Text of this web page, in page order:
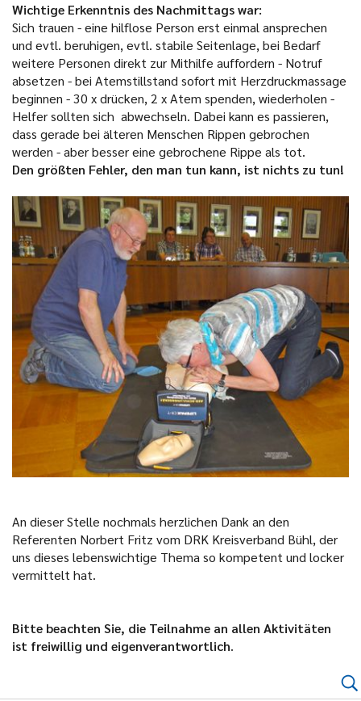
Wichtige Erkenntnis des Nachmittags war:
Sich trauen - eine hilflose Person erst einmal ansprechen
und evtl. beruhigen, evtl. stabile Seitenlage, bei Bedarf
weitere Personen direkt zur Mithilfe auffordern - Notruf
absetzen - bei Atemstillstand sofort mit Herzdruckmassage
beginnen - 30 x drücken, 2 x Atem spenden, wiederholen -
Helfer sollten sich abwechseln. Dabei kann es passieren,
dass gerade bei älteren Menschen Rippen gebrochen
werden - aber besser eine gebrochene Rippe als tot.
Den größten Fehler, den man tun kann, ist nichts zu tun!
An dieser Stelle nochmals herzlichen Dank an den
Referenten Norbert Fritz vom DRK Kreisverband Bühl, der
uns dieses lebenswichtige Thema so kompetent und locker
vermittelt hat.
Bitte beachten Sie, die Teilnahme an allen Aktivitäten
ist freiwillig und eigenverantwortlich.